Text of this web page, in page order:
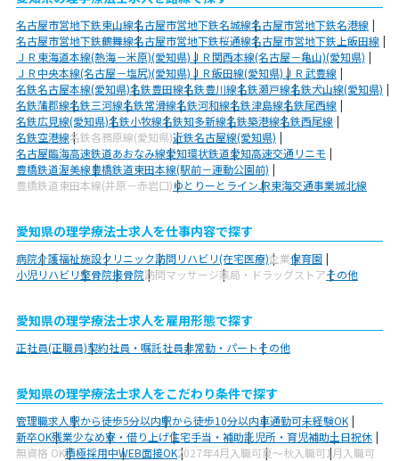
名古屋市営地下鉄東山線名古屋市営地下鉄名城線名古屋市営地下鉄名港線
名古屋市営地下鉄鶴舞線名古屋市営地下鉄桜通線名古屋市営地下鉄上飯田線
ＪＲ東海道本線(熱海－米原)(愛知県)ＪＲ関西本線(名古屋－亀山)(愛知県)
ＪＲ中央本線(名古屋－塩尻)(愛知県)ＪＲ飯田線(愛知県)ＪＲ武豊線
名鉄名古屋本線(愛知県)名鉄豊田線名鉄豊川線名鉄瀬戸線名鉄犬山線(愛知県)
名鉄蒲郡線名鉄三河線名鉄常滑線名鉄河和線名鉄津島線名鉄尾西線
名鉄広見線(愛知県)名鉄小牧線名鉄知多新線名鉄築港線名鉄西尾線
名鉄空港線名鉄各務原線(愛知県)近鉄名古屋線(愛知県)
名古屋臨海高速鉄道あおなみ線愛知環状鉄道愛知高速交通リニモ
豊橋鉄道渥美線豊橋鉄道東田本線(駅前－運動公園前)
豊橋鉄道東田本線(井原－赤岩口)ゆとりーとラインJR東海交通事業城北線
愛知県の理学療法士求人を仕事内容で探す
病院介護福祉施設クリニック訪問リハビリ(在宅医療)企業保育園
小児リハビリ整骨院接骨院訪問マッサージ薬局・ドラッグストアその他
愛知県の理学療法士求人を雇用形態で探す
正社員(正職員)契約社員・嘱託社員非常勤・パートその他
愛知県の理学療法士求人をこだわり条件で探す
管理職求人駅から徒歩5分以内駅から徒歩10分以内車通勤可未経験OK
新卒OK残業少なめ寮・借り上げ住宅手当・補助託児所・育児補助土日祝休
無資格 OK積極採用中WEB面接OK2027年4月入職可夏～秋入職可1月入職可